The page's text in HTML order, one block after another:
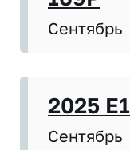
Сентябрь
2025 E1
Сентябрь